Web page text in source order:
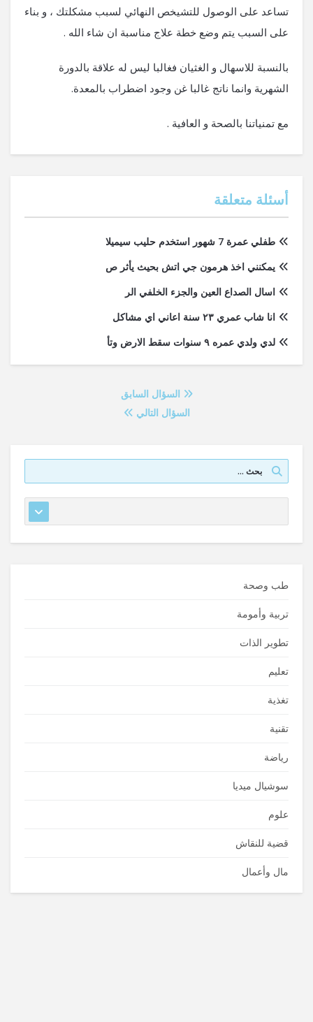
تساعد على الوصول للتشيخص النهائي لسبب مشكلتك ، و بناء
على السبب يتم وضع خطة علاج مناسبة ان شاء الله .
بالنسبة للاسهال و الغثيان فغالبا ليس له علاقة بالدورة
الشهرية وانما ناتج غالبا غن وجود اضطراب بالمعدة.
مع تمنياتنا بالصحة و العافية .
أسئلة متعلقة
طفلي عمرة 7 شهور استخدم حليب سيميلا
يمكنني اخذ هرمون جي اتش بحيث يأثر ص
اسال الصداع العين والجزء الخلفي الر
انا شاب عمري ٢٣ سنة اعاني اي مشاكل
لدي ولدي عمره ٩ سنوات سقط الارض وتأ
السؤال السابق
السؤال التالي
طب وصحة
تربية وأمومة
تطوير الذات
تعليم
تغذية
تقنية
رياضة
سوشيال ميديا
علوم
قضية للنقاش
مال وأعمال